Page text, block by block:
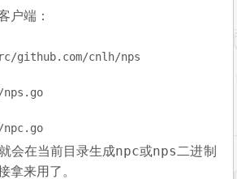
户端：
会在当前目录生成npc或nps 二进制
拿来用了。